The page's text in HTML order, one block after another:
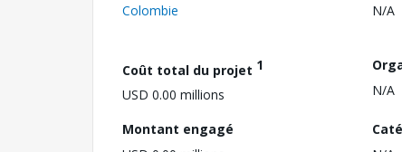
Colombie
N/A
Coût total du projet 1
USD 0.00 millions
N/A
Montant engagé